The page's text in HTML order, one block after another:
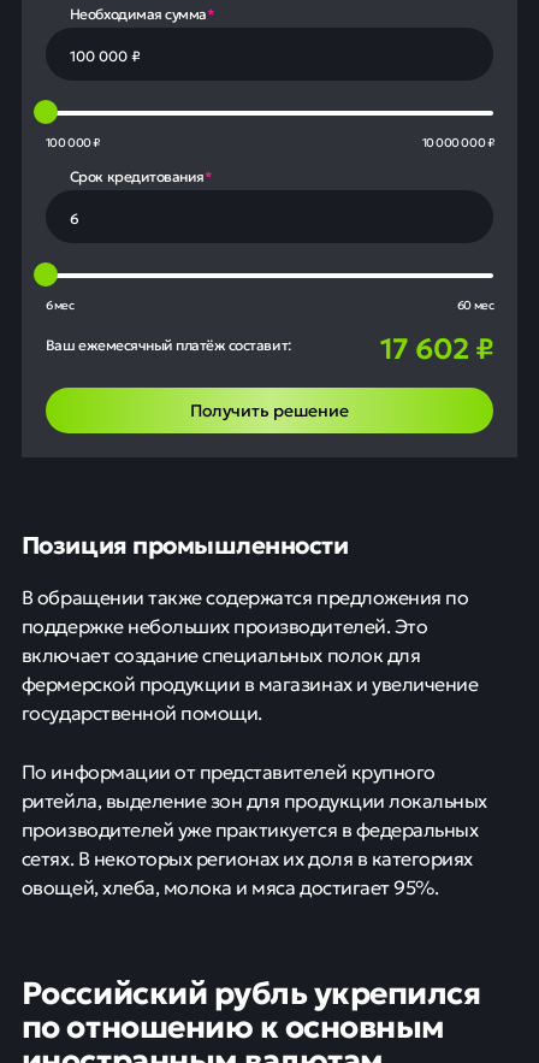
Необходимая сумма*
100 000 ₽ 10 000 000 ₽
Срок кредитования*
6 мес 60 мес
Ваш ежемесячный платёж составит: 17 602₽
Получить решение
Позиция промышленности
В обращении также содержатся предложения по
поддержке небольших производителей. Это
включает создание специальных полок для
фермерской продукции в магазинах и увеличение
государственной помощи.
По информации от представителей крупного
ритейла, выделение зон для продукции локальных
производителей уже практикуется в федеральных
сетях. В некоторых регионах их доля в категориях
овощей, хлеба, молока и мяса достигает 95%.
Российский рубль укрепился
по отношению к основным